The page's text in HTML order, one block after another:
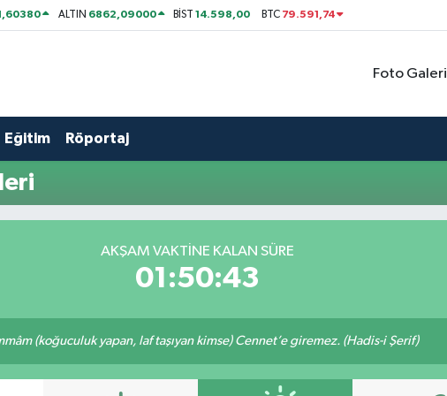
ALTIN 6862,09000 BİST14.598,00 BTC 79.591,74
Foto Galeri
Eğitim Röportaj
AKŞAM VAKTİNE KALAN SÜRE
01:50:43
(koğuculuk yapan, laf taşıyan kimse) Cennet’e giremez. (Hadis-i Şerif)